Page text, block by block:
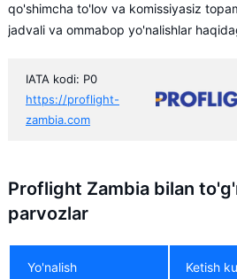
qo'shimcha to'lov va komissiyasiz
jadvali va ommabop yo'nalishlar
IATA kodi: P0
https://proflight-
zambia.com
Proflight Zambia bilan
parvozlar
Yo'nalish Ketish